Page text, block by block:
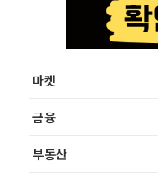
마켓
금융
부동산